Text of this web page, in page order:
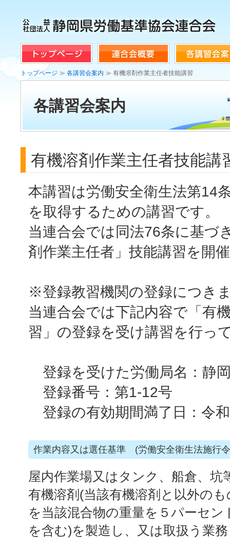
トップページ ≫ 各講習会案内 ≫ 有機溶剤作業主任者技能講習
各講習会案内
有機溶剤作業主任者技能講
本講習は労働安全衛生法第14
を取得するための講習です。
当連合会では同法76条に基づ
剤作業主任者」技能講習を開
※登録教習機関の登録につき
当連合会では下記内容で「有
習」の登録を受け講習を行っ
登録を受けた労働局名：静
登録番号：第1-12号
登録の有効期間満了日：令
作業内容又は選任基準 (労働安全衛生法施行
屋内作業場又はタンク、船倉、
有機溶剤(当該有機溶剤と以外の
を当該混合物の重量を５パーセ
を含む)を製造し、又は取扱う業務